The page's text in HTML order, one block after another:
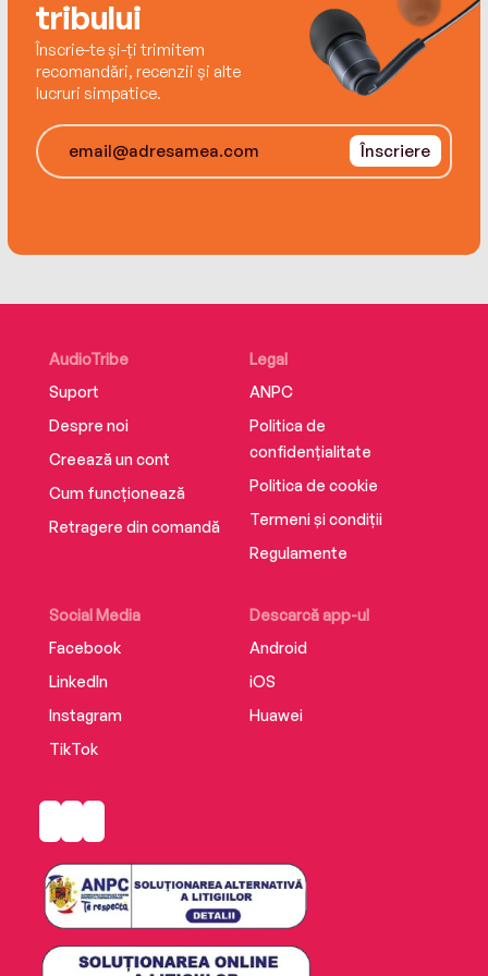
tribului
Înscrie-te și-ți trimitem
recomandări, recenzii și alte
lucruri simpatice.
Înscriere
AudioTribe
Suport
Despre noi
Creează un cont
Cum funcționează
Retragere din comandă
Social Media
Facebook
LinkedIn
Instagram
TikTok
Descarcă app-ul
Android
iOS
Huawei
Legal
ANPC
Politica de
confidențialitate
Politica de cookie
Termeni și condiții
Regulamente